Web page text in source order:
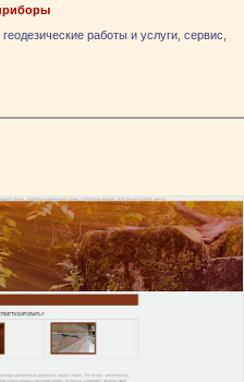
работы и услуги, сервис,